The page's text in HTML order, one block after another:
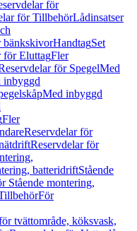
för
för TillbehörLådinsatser
bänkskivorHandtagSet
för EluttagFler
för SpegelMed
inbyggd
Med inbyggd
Fler
Reservdelar för
Reservdelar för
batteridriftStående
Stående montering,
För
tvättområde, köksvask,